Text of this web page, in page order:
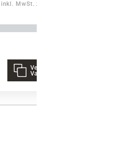
inkl. MwSt.zzgl. Versandkosten
Verschiedene
Varianten